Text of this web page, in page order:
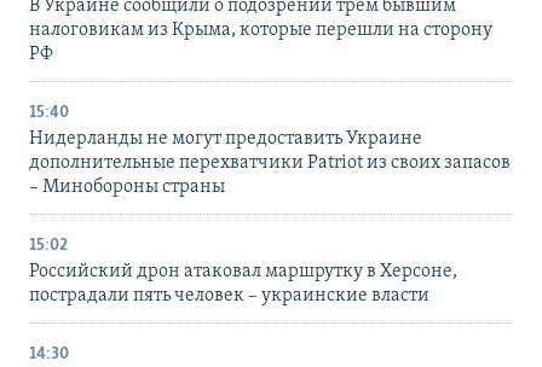
В Украине сообщили о подозрении трем бывшим
налоговикам из Крыма, которые перешли на сторону
РФ
15:40
Нидерланды не могут предоставить Украине
дополнительные перехватчики Patriot из своих запасов
– Минобороны страны
15:02
Российский дрон атаковал маршрутку в Херсоне,
пострадали пять человек – украинские власти
14:30